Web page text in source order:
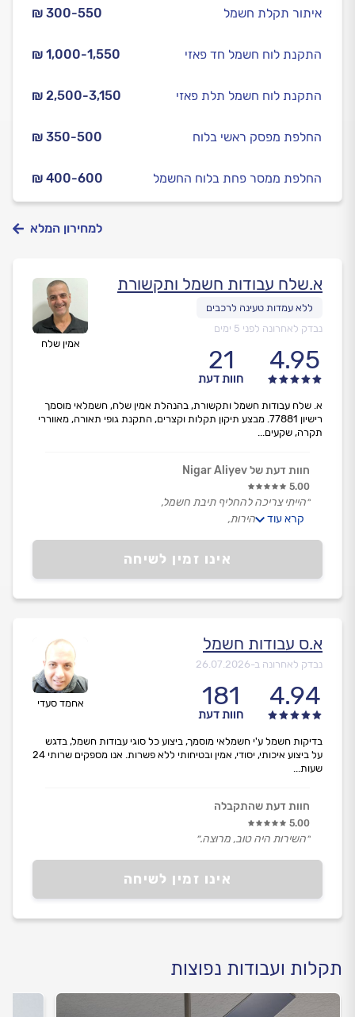
₪ 300-550 איתור תקלת חשמל
₪ 1,000-1,550 התקנת לוח חשמל חד פאזי
₪ 2,500-3,150 התקנת לוח חשמל תלת פאזי
₪ 350-500 החלפת מפסק ראשי בלוח
₪ 400-600 החלפת ממסר פחת בלוח החשמל
למחירון המלא
אמין שלח
א.שלח עבודות חשמל ותקשורת
נבדק לאחרונה לפני 5 ימים
4.95
21
חוות דעת
אינו זמין לשיחה
א. שלח עבודות חשמל ותקשורת, בהנהלת אמין שלח, חשמלאי מוסמך
רישיון 77881. מבצע תיקון תקלות וקצרים, התקנת גופי תאורה, מאווררי
תקרה, שקעים...
חוות דעת של Nigar Aliyev
5.00
״הייתי צריכה להחליף תיבת חשמל,
הוא הגיע במהירות,
בדק את תקינות המערכת בסוף העבודה ובמהלכה, נקי
קרא עוד
אחמד סעדי
א.ס עבודות חשמל
נבדק לאחרונה ב-26.07.2026
4.94
181
חוות דעת
אינו זמין לשיחה
בדיקות חשמל ע'י חשמלאי מוסמך, ביצוע כל סוגי עבודות חשמל, בדגש
על ביצוע איכותי, יסודי, אמין ובטיחותי ללא פשרות. אנו מספקים שרותי 24
שעות...
חוות דעת שהתקבלה
5.00
״השירות היה טוב, מרוצה.״
תקלות ועבודות נפוצות